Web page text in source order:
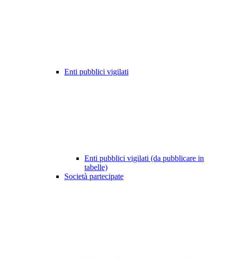
Enti pubblici vigilati
Enti pubblici vigilati (da pubblicare in
tabelle)
Società partecipate